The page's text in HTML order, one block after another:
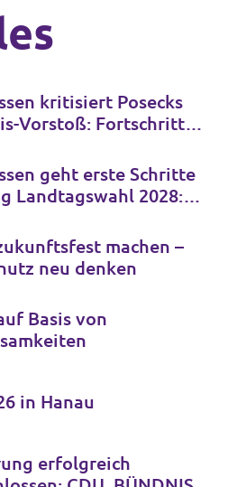
kritisiert Posecks
Vorstoß: Fortschritt
geht erste Schritte
Landtagswahl 2028:
Hessen
machen –
neu denken
Basis von
in Hanau
erfolgreich